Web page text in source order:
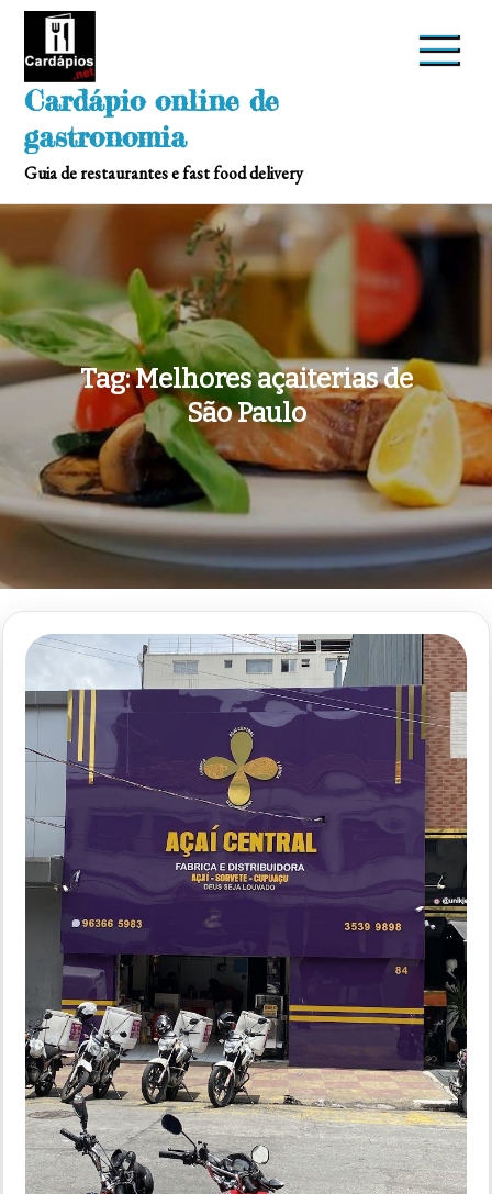
Skip
Cardápio online de
gastronomia
Guia de restaurantes e fast food delivery
Tag:Melhores açaiterias de
São Paulo